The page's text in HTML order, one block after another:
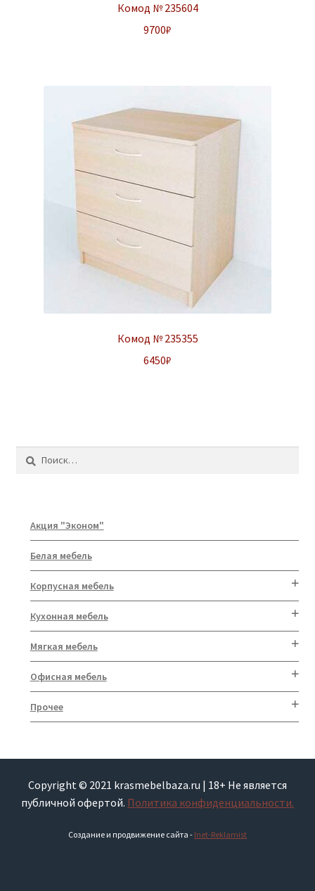
Комод № 235604
9700₽
Комод № 235355
6450₽
Акция "Эконом"
Белая мебель
Корпусная мебель
Кухонная мебель
Мягкая мебель
Офисная мебель
Прочее
Copyright © 2021 krasmebelbaza.ru | 18+ Не является
публичной офертой. Политика конфиденциальности.
Создание и продвижение сайта - Inet-Reklamist